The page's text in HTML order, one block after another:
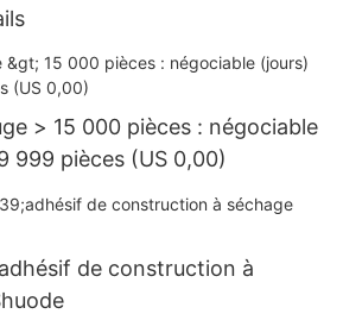
> 15 000 pièces : négociable
999 pièces (US 0,00)
de construction à